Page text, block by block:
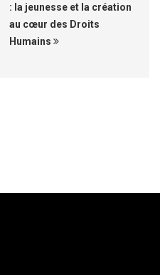
: la jeunesse et la création
au cœur des Droits
Humains